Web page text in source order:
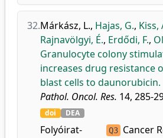
32.Márkász, L., Hajas, G., Kiss,
Rajnavölgyi, É., Erdődi, F.,
Granulocyte colony
increases drug resistance
blast cells to daunorubicin.
Pathol. Oncol. Res. 14, 285-
doi DEA
Folyóirat-
Q3 Cancer